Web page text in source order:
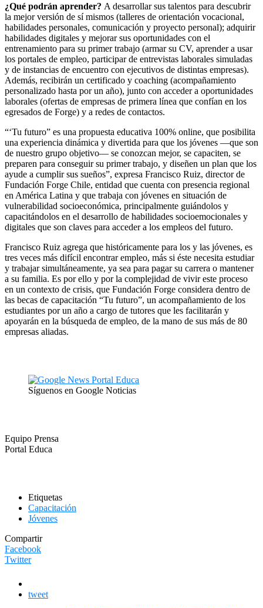
¿Qué podrán aprender? A desarrollar sus talentos para descubrir
la mejor versión de sí mismos (talleres de orientación vocacional,
habilidades personales, comunicación y proyecto personal); adquirir
habilidades digitales y mejorar sus oportunidades con el
entrenamiento para su primer trabajo (armar su CV, aprender a usar
los portales de empleo, participar de entrevistas laborales simuladas
y de instancias de encuentro con ejecutivos de distintas empresas).
Además, recibirán un certificado y coaching (acompañamiento
personalizado hasta por un año), junto con acceder a oportunidades
laborales (ofertas de empresas de primera línea que confían en los
egresados de Forge) y a redes de contactos.
“‘Tu futuro” es una propuesta educativa 100% online, que posibilita
una experiencia dinámica y divertida para que los jóvenes —que son
de nuestro grupo objetivo— se conozcan mejor, se capaciten, se
preparen para conseguir su primer trabajo, y diseñen un plan que los
ayude a cumplir sus sueños”, expresa Francisco Ruiz, director de
Fundación Forge Chile, entidad que cuenta con presencia regional
en América Latina y que trabaja con jóvenes en situación de
vulnerabilidad socioeconómica, principalmente guiándolos y
capacitándolos en el desarrollo de habilidades socioemocionales y
digitales que son claves para acceder a los empleos del futuro.
Francisco Ruiz agrega que históricamente para los y las jóvenes, es
tres veces más difícil encontrar empleo, más si éste necesita estudiar
y trabajar simultáneamente, ya sea para pagar su carrera o mantener
a su familia. Es por ello y por la complejidad de vivir este proceso
en un contexto de crisis, que Fundación Forge considera dentro de
las becas de capacitación “Tu futuro”, un acompañamiento de los
estudiantes por un año a cargo de tutores que les facilitarán y
apoyarán en la búsqueda de empleo, de la mano de sus más de 80
empresas aliadas.
Síguenos en Google Noticias
Equipo Prensa
Portal Educa
Etiquetas
Capacitación
Jóvenes
Compartir
Facebook
Twitter
tweet